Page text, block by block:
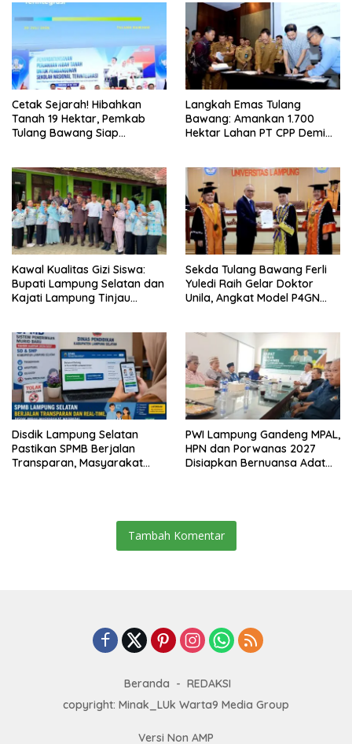
Cetak Sejarah! Hibahkan
Tanah 19 Hektar, Pemkab
Tulang Bawang Siap
Lampung
Langkah Emas Tulang
Bawang: Amankan 1.700
Hektar Lahan PT CPP Demi
Kawal Kualitas Gizi Siswa:
Bupati Lampung Selatan dan
Kajati Lampung Tinjau
Sekda Tulang Bawang Ferli
Yuledi Raih Gelar Doktor
Unila, Angkat Model P4GN
Disdik Lampung Selatan
Pastikan SPMB Berjalan
Transparan, Masyarakat
PWI Lampung Gandeng MPAL,
HPN dan Porwanas 2027
Disiapkan Bernuansa Adat
Tambah Komentar
Beranda
REDAKSI
copyright: Minak_LUk Warta9 Media Group
Versi Non AMP